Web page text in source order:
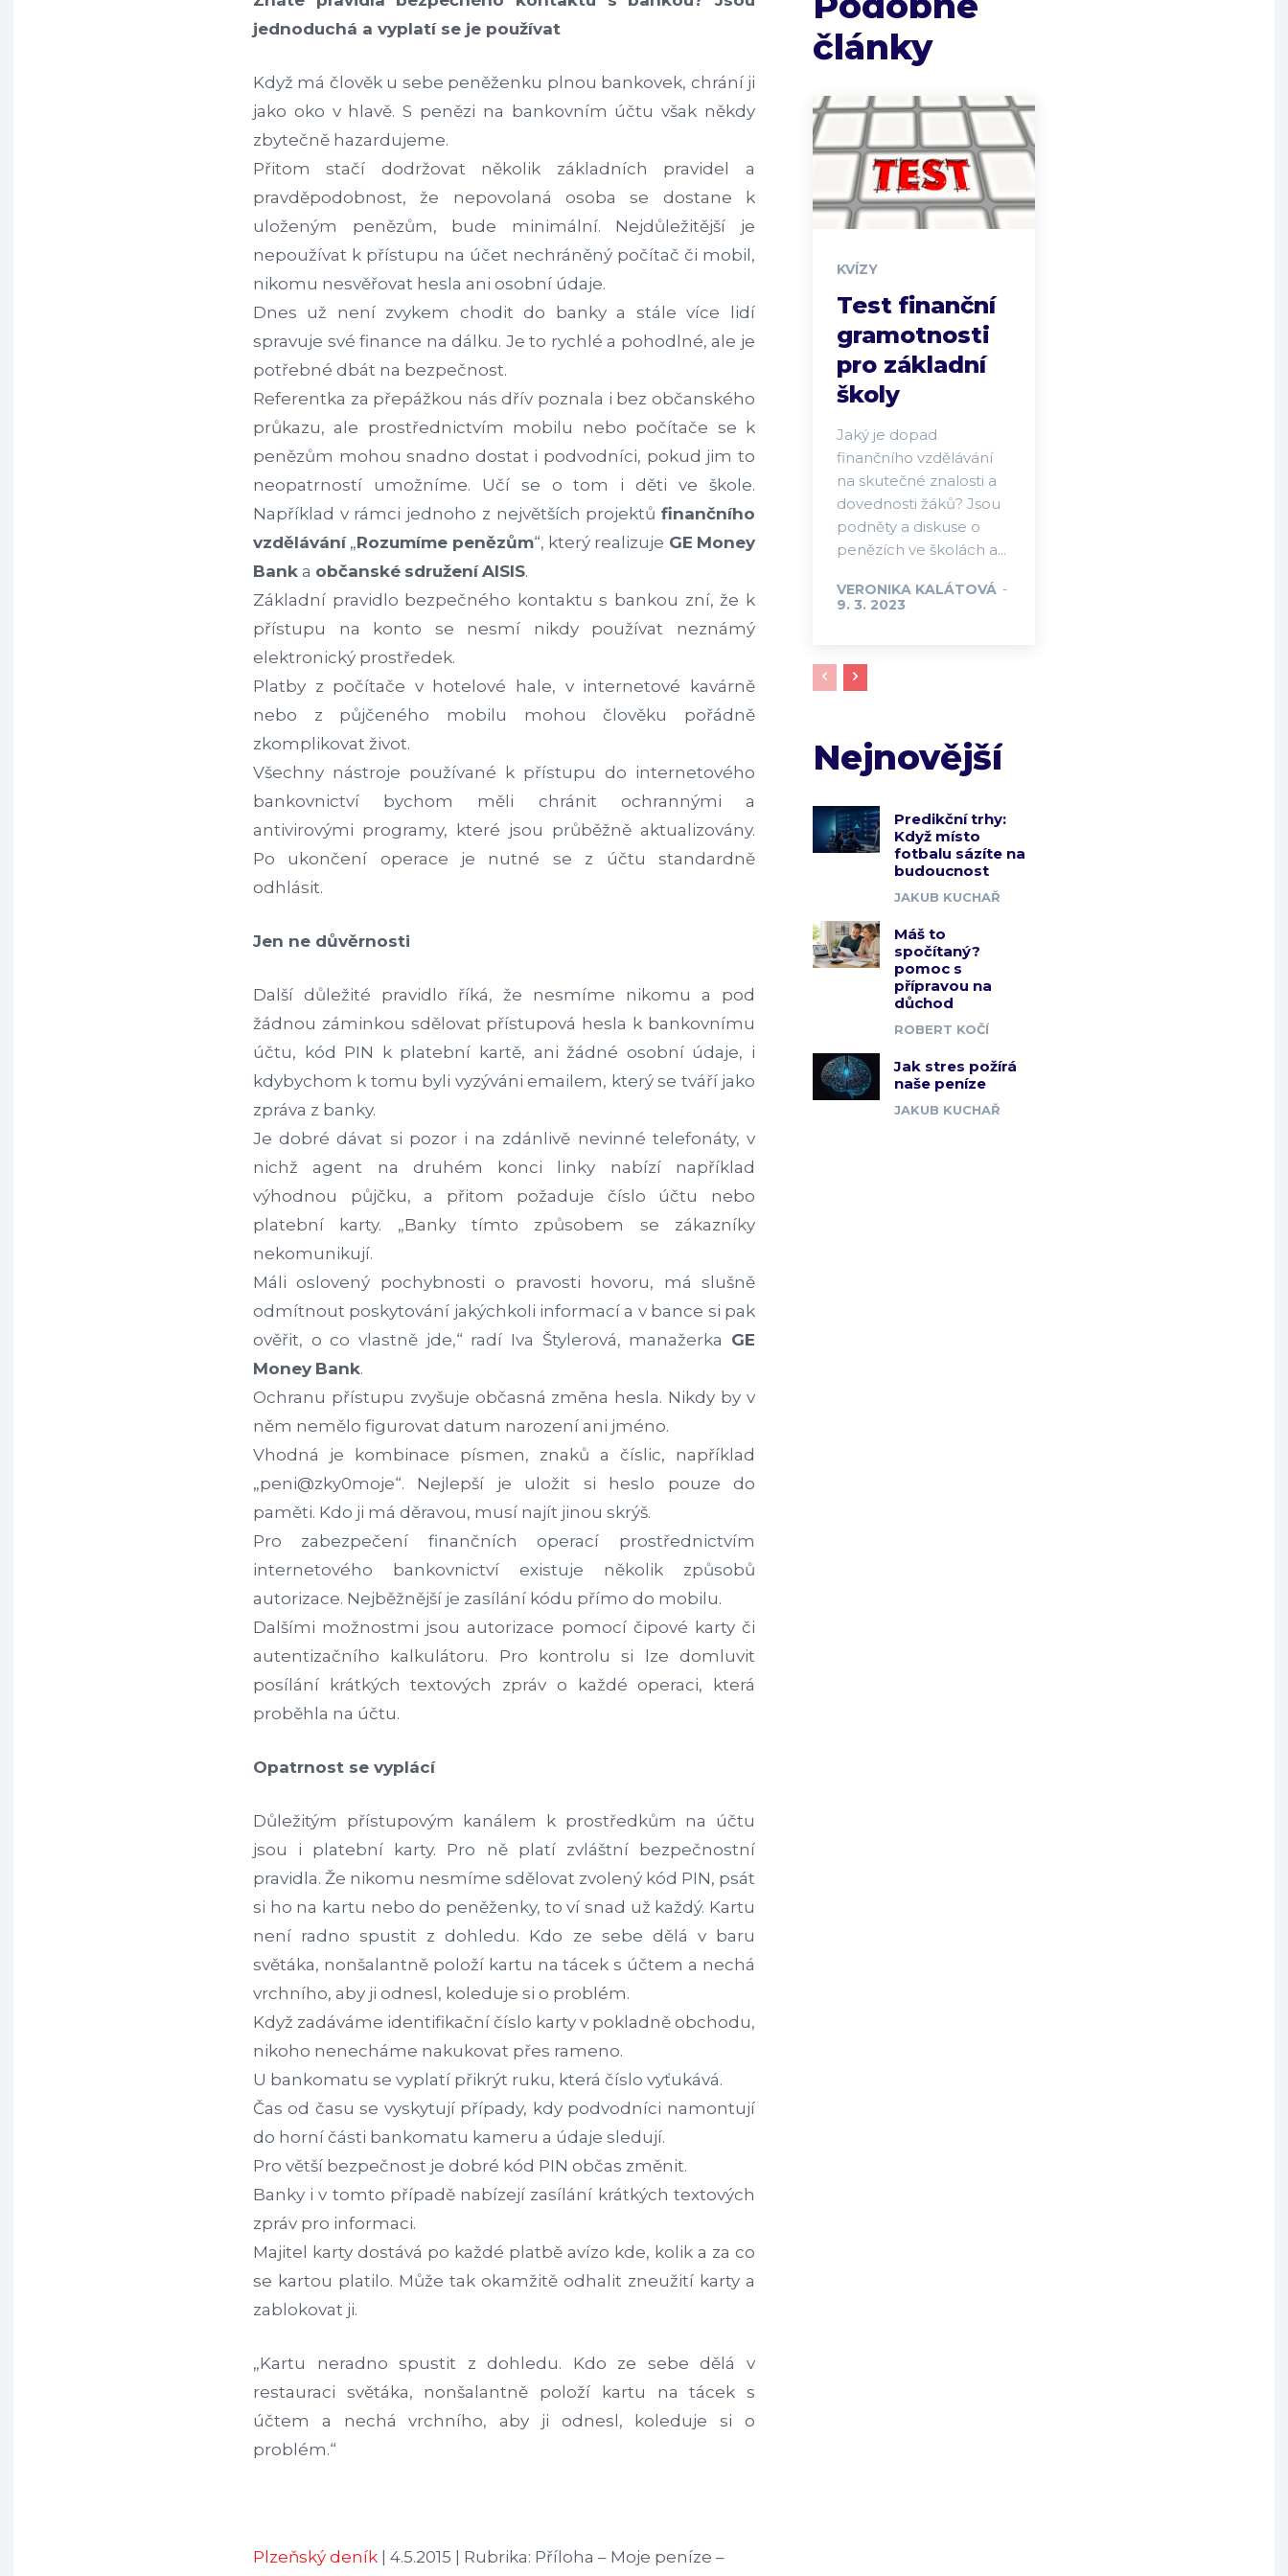
jednoduchá a vyplatí se je používat
Když má člověk u sebe peněženku plnou bankovek, chrání ji
jako oko v hlavě. S penězi na bankovním účtu však někdy
zbytečně hazardujeme.
Přitom stačí dodržovat několik základních pravidel a
pravděpodobnost, že nepovolaná osoba se dostane k
uloženým penězům, bude minimální. Nejdůležitější je
nepoužívat k přístupu na účet nechráněný počítač či mobil,
nikomu nesvěřovat hesla ani osobní údaje.
Dnes už není zvykem chodit do banky a stále více lidí
spravuje své finance na dálku. Je to rychlé a pohodlné, ale je
potřebné dbát na bezpečnost.
Referentka za přepážkou nás dřív poznala i bez občanského
průkazu, ale prostřednictvím mobilu nebo počítače se k
penězům mohou snadno dostat i podvodníci, pokud jim to
neopatrností umožníme. Učí se o tom i děti ve škole.
Například v rámci jednoho z největších projektů finančního
vzdělávání„Rozumíme penězům“, který realizuje GE Money
Bank a občanské sdružení AISIS.
Základní pravidlo bezpečného kontaktu s bankou zní, že k
přístupu na konto se nesmí nikdy používat neznámý
elektronický prostředek.
Platby z počítače v hotelové hale, v internetové kavárně
nebo z půjčeného mobilu mohou člověku pořádně
zkomplikovat život.
Všechny nástroje používané k přístupu do internetového
bankovnictví bychom měli chránit ochrannými a
antivirovými programy, které jsou průběžně aktualizovány.
Po ukončení operace je nutné se z účtu standardně
odhlásit.
Jen ne důvěrnosti
Další důležité pravidlo říká, že nesmíme nikomu a pod
žádnou záminkou sdělovat přístupová hesla k bankovnímu
účtu, kód PIN k platební kartě, ani žádné osobní údaje, i
kdybychom k tomu byli vyzýváni e­mailem, který se tváří jako
zpráva z banky.
Je dobré dávat si pozor i na zdánlivě nevinné telefonáty, v
nichž agent na druhém konci linky nabízí například
výhodnou půjčku, a přitom požaduje číslo účtu nebo
platební karty. „Banky tímto způsobem se zákazníky
nekomunikují.
Má­li oslovený pochybnosti o pravosti hovoru, má slušně
odmítnout poskytování jakýchkoli informací a v bance si pak
ověřit, o co vlastně jde,“ radí Iva Štylerová, manažerka GE
Money Bank.
Ochranu přístupu zvyšuje občasná změna hesla. Nikdy by v
něm nemělo figurovat datum narození ani jméno.
Vhodná je kombinace písmen, znaků a číslic, například
„peni@zky0moje“. Nejlepší je uložit si heslo pouze do
paměti. Kdo ji má děravou, musí najít jinou skrýš.
Pro zabezpečení finančních operací prostřednictvím
internetového bankovnictví existuje několik způsobů
autorizace. Nejběžnější je zasílání kódu přímo do mobilu.
Dalšími možnostmi jsou autorizace pomocí čipové karty či
autentizačního kalkulátoru. Pro kontrolu si lze domluvit
posílání krátkých textových zpráv o každé operaci, která
proběhla na účtu.
Opatrnost se vyplácí
Důležitým přístupovým kanálem k prostředkům na účtu
jsou i platební karty. Pro ně platí zvláštní bezpečnostní
pravidla. Že nikomu nesmíme sdělovat zvolený kód PIN, psát
si ho na kartu nebo do peněženky, to ví snad už každý. Kartu
není radno spustit z dohledu. Kdo ze sebe dělá v baru
světáka, nonšalantně položí kartu na tácek s účtem a nechá
vrchního, aby ji odnesl, koleduje si o problém.
Když zadáváme identifikační číslo karty v pokladně obchodu,
nikoho nenecháme nakukovat přes rameno.
U bankomatu se vyplatí přikrýt ruku, která číslo vyťukává.
Čas od času se vyskytují případy, kdy podvodníci namontují
do horní části bankomatu kameru a údaje sledují.
Pro větší bezpečnost je dobré kód PIN občas změnit.
Banky i v tomto případě nabízejí zasílání krátkých textových
zpráv pro informaci.
Majitel karty dostává po každé platbě avízo kde, kolik a za co
se kartou platilo. Může tak okamžitě odhalit zneužití karty a
zablokovat ji.
„Kartu neradno spustit z dohledu. Kdo ze sebe dělá v
restauraci světáka, nonšalantně položí kartu na tácek s
účtem a nechá vrchního, aby ji odnesl, koleduje si o
problém.“
Plzeňský deník | 4.5.2015 | Rubrika: Příloha – Moje peníze –
články
KVÍZY
Test finanční
gramotnosti
pro základní
školy
Jaký je dopad
finančního vzdělávání
na skutečné znalosti a
dovednosti žáků? Jsou
podněty a diskuse o
penězích ve školách a...
VERONIKA KALÁTOVÁ -
9. 3. 2023
Nejnovější
Predikční trhy:
Když místo
fotbalu sázíte na
budoucnost
JAKUB KUCHAŘ
Máš to
spočítaný?
pomoc s
přípravou na
důchod
ROBERT KOČÍ
Jak stres požírá
naše peníze
JAKUB KUCHAŘ